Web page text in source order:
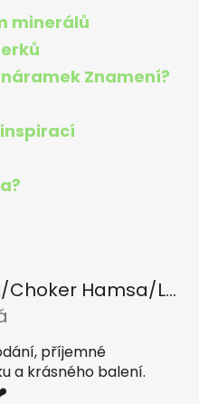
minerálů
Znamení?
Minerální náhrdelník/Choker Hamsa/Lapis lazuli, Tygří oko, Apatit
hvězdiček.
příjemné
a krásného balení.